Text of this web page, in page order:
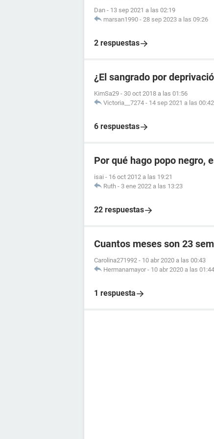
Dan - 13 sep 2021 a las 02:19
marsan1990 - 28 sep 2023 a las 09:26
2 respuestas
¿El sangrado por
KimSa29 - 30 oct 2018 a las 01:56
Victoria__7274 - 14 sep 2021 a las 00:42
6 respuestas
Por qué hago popo negro,
isai - 16 oct 2012 a las 19:21
Ruth - 3 ene 2022 a las 13:23
22 respuestas
Cuantos meses son 23
Carolina271992 - 10 abr 2020 a las 00:43
Hermanamayor - 10 abr 2020 a las 01:44
1 respuesta